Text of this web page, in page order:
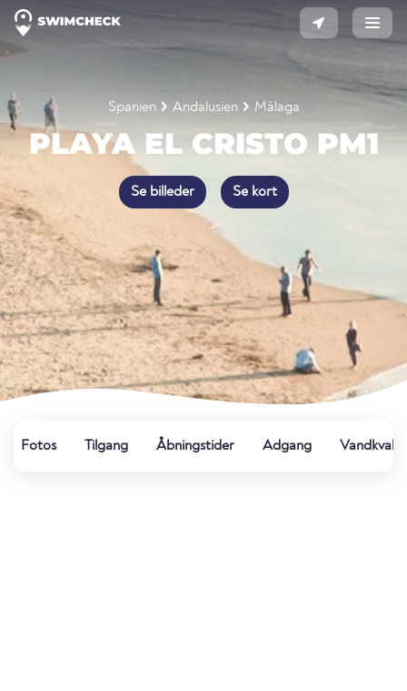
Spanien Andalusien Málaga
PLAYA EL CRISTO PM1
Se billeder Se kort
Fotos Tilgang Åbningstider Adgang